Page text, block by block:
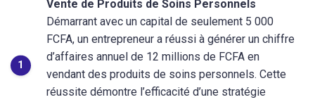
Vente de Produits de Soins Personnels
Démarrant avec un capital de seulement 5 000
FCFA, un entrepreneur a réussi à générer un chiffre
d’affaires annuel de 12 millions de FCFA en
vendant des produits de soins personnels. Cette
réussite démontre l’efficacité d’une stratégie